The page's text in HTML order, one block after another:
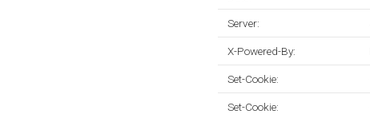
Server:
X-Powered-By:
Set-Cookie:
Set-Cookie: